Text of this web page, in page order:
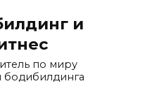
и
по миру
бодибилдинга